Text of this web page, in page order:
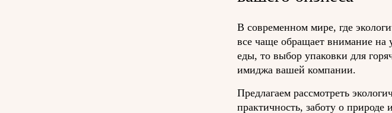
В современном мире, где
все чаще обращает внимание на
еды, то выбор упаковки для
имиджа вашей компании.
Предлагаем рассмотреть
практичность, заботу о природе